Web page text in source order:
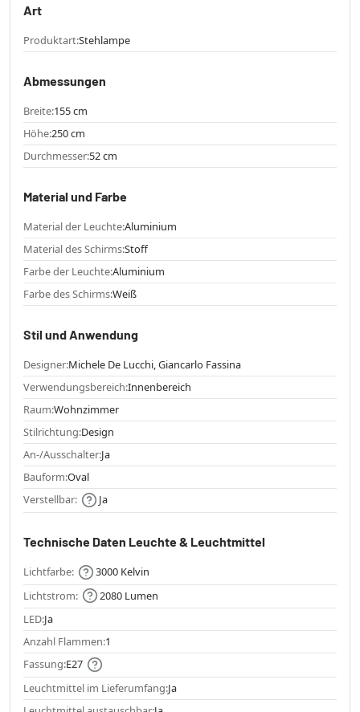
Art
Produktart:Stehlampe
Abmessungen
Breite:155 cm
Höhe:250 cm
Durchmesser:52 cm
Material und Farbe
Material der Leuchte:Aluminium
Material des Schirms:Stoff
Farbe der Leuchte:Aluminium
Farbe des Schirms:Weiß
Stil und Anwendung
Designer:Michele De Lucchi, Giancarlo Fassina
Verwendungsbereich:Innenbereich
Raum:Wohnzimmer
Stilrichtung:Design
An-/Ausschalter:Ja
Bauform:Oval
Verstellbar:
Ja
Technische Daten Leuchte & Leuchtmittel
Lichtfarbe:
3000 Kelvin
Lichtstrom:
2080 Lumen
LED:Ja
Anzahl Flammen:1
Fassung:E27
Leuchtmittel im Lieferumfang:Ja